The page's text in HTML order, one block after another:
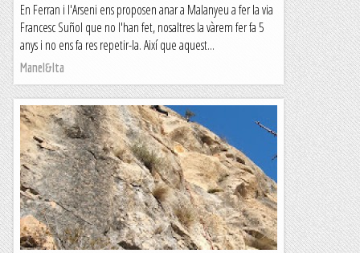
En Ferran i l'Arseni ens proposen anar a Malanyeu a fer la via
Francesc Suñol que no l'han fet, nosaltres la vàrem fer fa 5
anys i no ens fa res repetir-la. Així que aquest...
Manel&Ita